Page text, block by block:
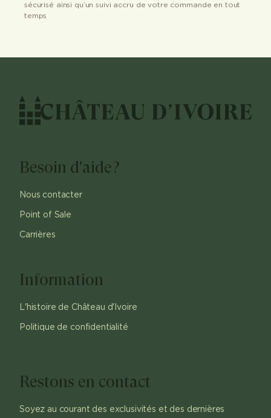
sécurisé ainsi qu’un suivi accru de votre commande en tout
temps
Besoin d'aide?
Nous contacter
Point of Sale
Carrières
Information
L'histoire de Château d'Ivoire
Politique de confidentialité
Restons en contact
Soyez au courant des exclusivités et des dernières